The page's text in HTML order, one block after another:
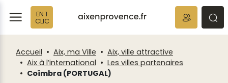
EN 1
CLIC
Accueil Aix, ma Ville
Aix, ville attractive
Aix à l’international
Les villes partenaires
Coïmbra (PORTUGAL)
Fenêtre
de
chat
Panneau de gestion des cookies